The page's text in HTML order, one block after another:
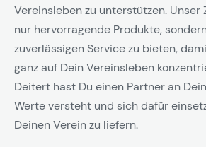
Vereinsleben zu unterstützen. Unser
nur hervorragende Produkte,
zuverlässigen Service zu bieten,
ganz auf Dein Vereinsleben
Deitert hast Du einen Partner an
Werte versteht und sich dafür
Deinen Verein zu liefern.